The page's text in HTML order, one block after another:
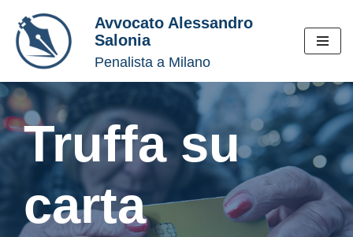
Vai
al
contenuto
Avvocato Alessandro
Salonia
Penalista a Milano
Truffa su
carta